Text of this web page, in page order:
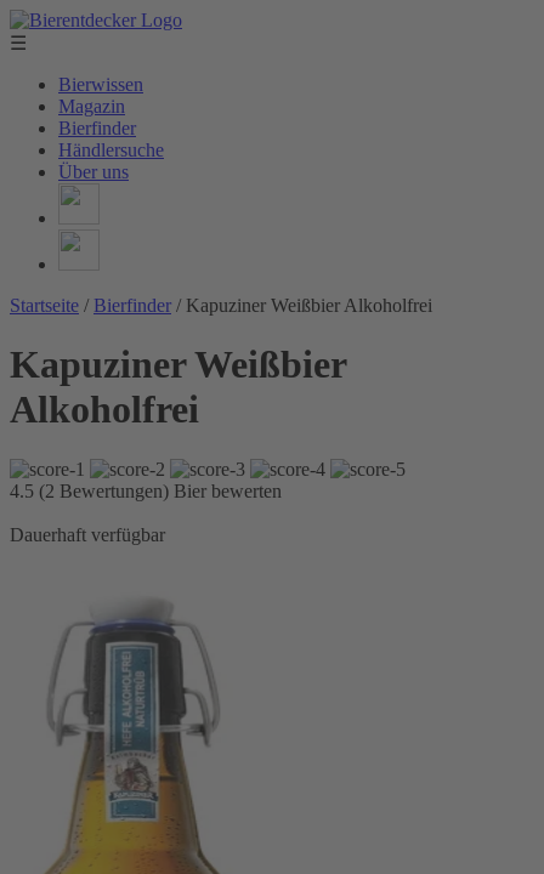
☰
Bierwissen
Magazin
Bierfinder
Händlersuche
Über uns
Startseite / Bierfinder / Kapuziner Weißbier Alkoholfrei
Kapuziner Weißbier
Alkoholfrei
4.5 (2 Bewertungen) Bier bewerten
Dauerhaft verfügbar